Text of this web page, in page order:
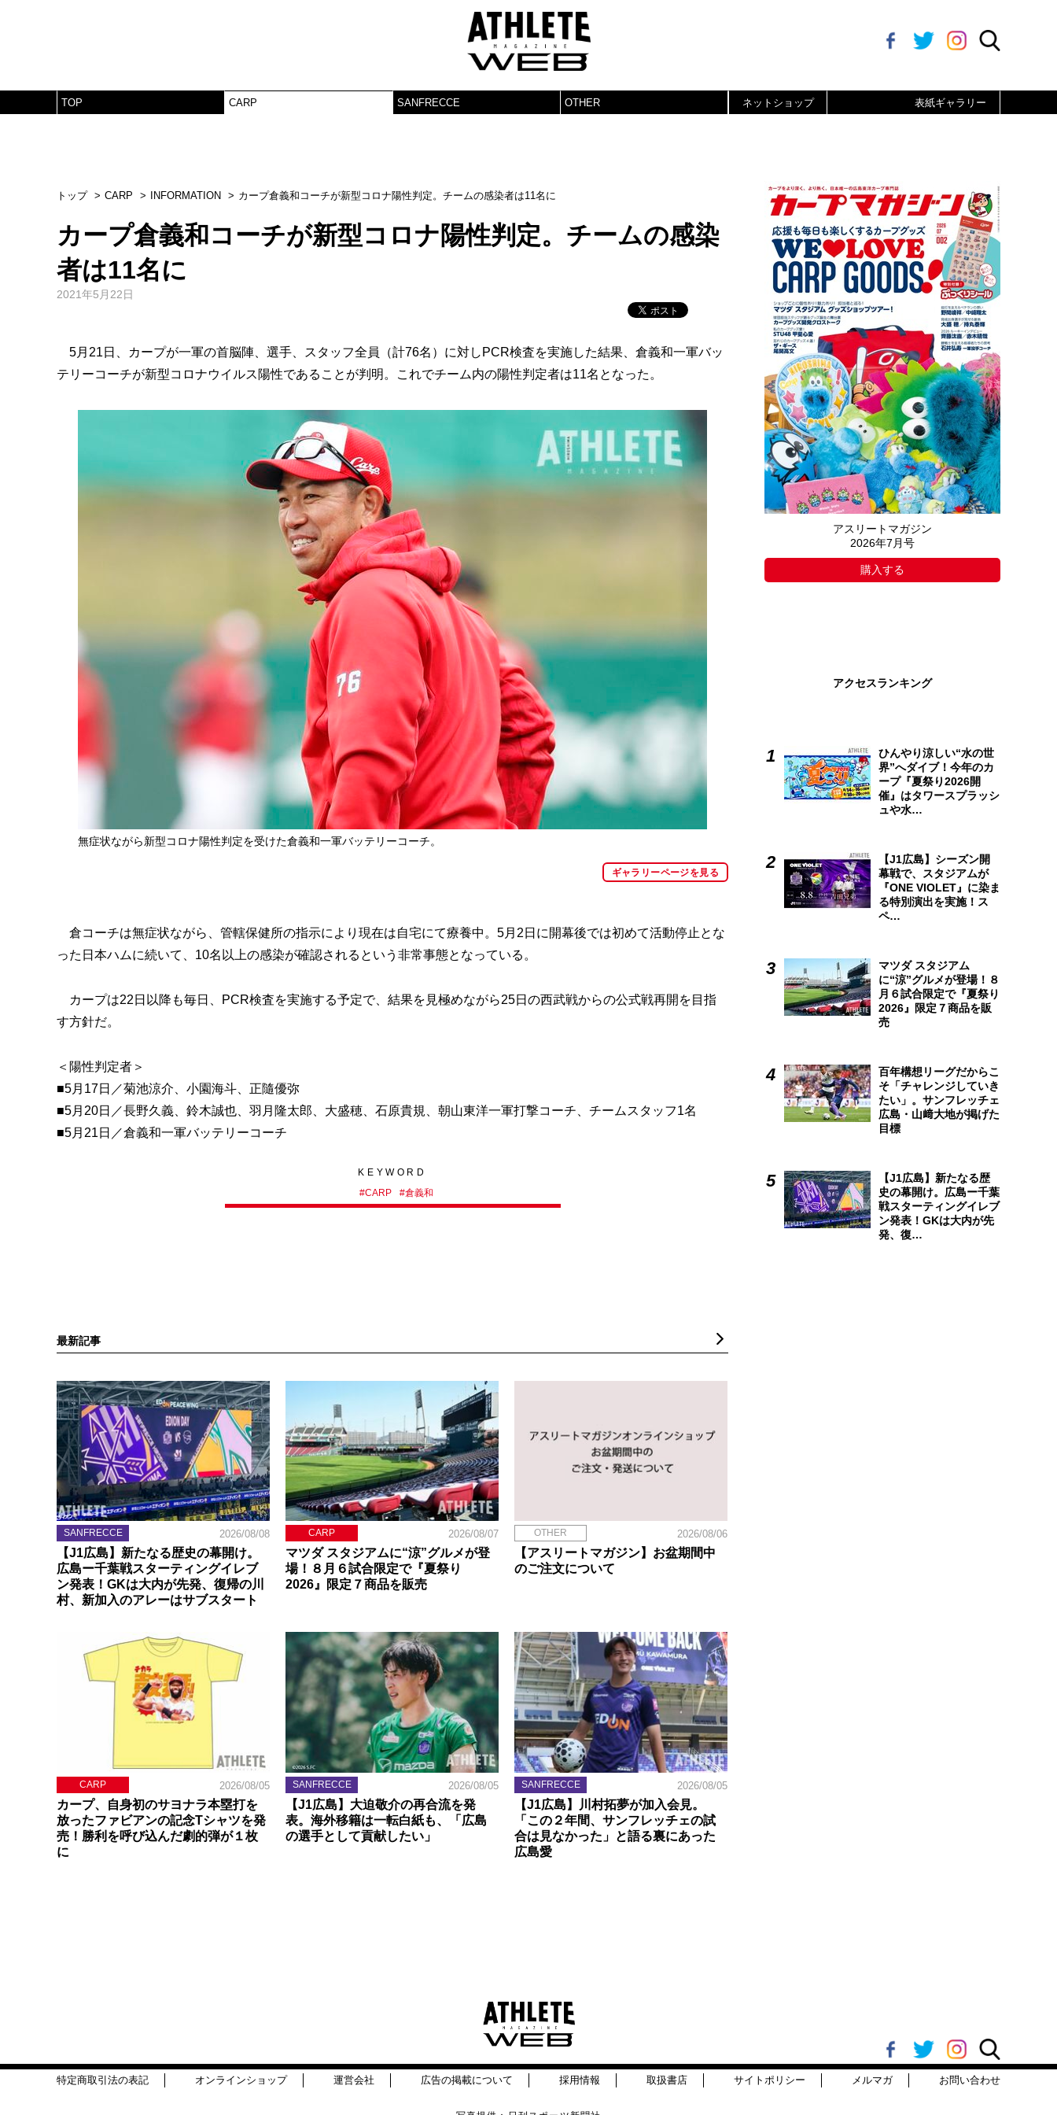
TOP CARP SANFRECCE OTHER ネットショップ 表紙ギャラリー
トップ CARP INFORMATION カープ倉義和コーチが新型コロナ陽性判定。チームの感染者は11名に
カープ倉義和コーチが新型コロナ陽性判定。チームの感染
者は11名に
2021年5月22日
5月21日、カープが一軍の首脳陣、選手、スタッフ全員（計76名）に対しPCR検査を実施した結果、倉義和一軍バッ
テリーコーチが新型コロナウイルス陽性であることが判明。これでチーム内の陽性判定者は11名となった。
無症状ながら新型コロナ陽性判定を受けた倉義和一軍バッテリーコーチ。
ギャラリーページを見る
倉コーチは無症状ながら、管轄保健所の指示により現在は自宅にて療養中。5月2日に開幕後では初めて活動停止とな
った日本ハムに続いて、10名以上の感染が確認されるという非常事態となっている。
カープは22日以降も毎日、PCR検査を実施する予定で、結果を見極めながら25日の西武戦からの公式戦再開を目指
す方針だ。
＜陽性判定者＞
■5月17日／菊池涼介、小園海斗、正隨優弥
■5月20日／長野久義、鈴木誠也、羽月隆太郎、大盛穂、石原貴規、朝山東洋一軍打撃コーチ、チームスタッフ1名
■5月21日／倉義和一軍バッテリーコーチ
KEYWORD
#CARP #倉義和
最新記事
SANFRECCE 2026/08/08
【J1広島】新たなる歴史の幕開け。
広島ー千葉戦スターティングイレブ
ン発表！GKは大内が先発、復帰の川
村、新加入のアレーはサブスタート
CARP 2026/08/07
マツダ スタジアムに“涼”グルメが登
場！８月６試合限定で『夏祭り
2026』限定７商品を販売
OTHER 2026/08/06
【アスリートマガジン】お盆期間中
のご注文について
CARP 2026/08/05
カープ、自身初のサヨナラ本塁打を
放ったファビアンの記念Tシャツを発
売！勝利を呼び込んだ劇的弾が１枚
に
SANFRECCE 2026/08/05
【J1広島】大迫敬介の再合流を発
表。海外移籍は一転白紙も、「広島
の選手として貢献したい」
SANFRECCE 2026/08/05
【J1広島】川村拓夢が加入会見。
「この２年間、サンフレッチェの試
合は見なかった」と語る裏にあった
広島愛
アスリートマガジン
2026年7月号
購入する
アクセスランキング
ひんやり涼しい“水の世
界”へダイブ！今年のカ
ープ『夏祭り2026開
催』はタワースプラッシ
ュや水…
【J1広島】シーズン開
幕戦で、スタジアムが
『ONE VIOLET』に染ま
る特別演出を実施！ス
ペ…
マツダ スタジアム
に“涼”グルメが登場！８
月６試合限定で『夏祭り
2026』限定７商品を販
売
百年構想リーグだからこ
そ「チャレンジしていき
たい」。サンフレッチェ
広島・山﨑大地が掲げた
目標
【J1広島】新たなる歴
史の幕開け。広島ー千葉
戦スターティングイレブ
ン発表！GKは大内が先
発、復…
特定商取引法の表記 オンラインショップ 運営会社 広告の掲載について 採用情報 取扱書店 サイトポリシー メルマガ お問い合わせ